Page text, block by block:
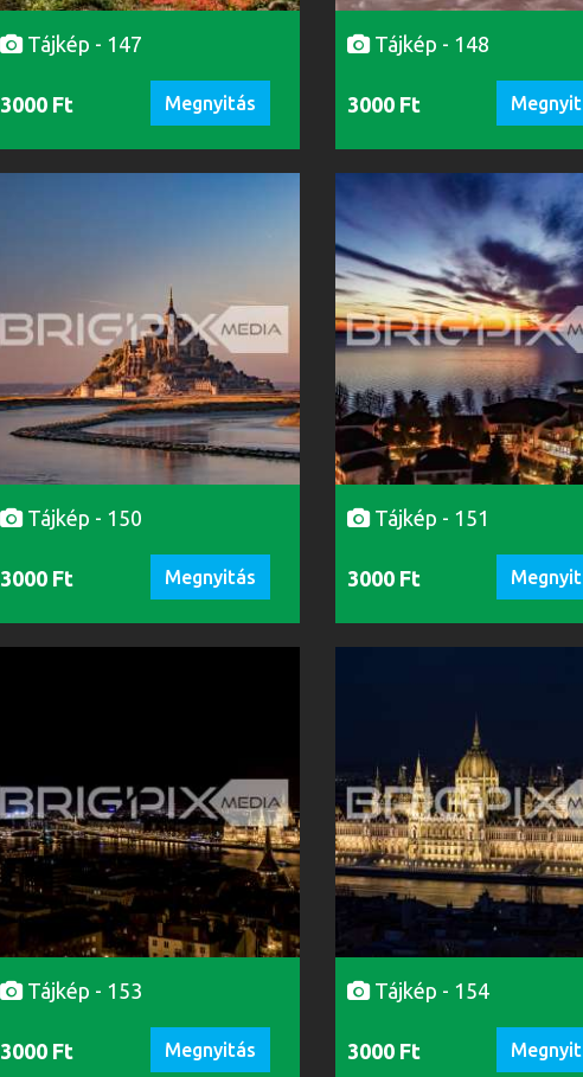
Tájkép - 147
3000 Ft Megnyitás
Tájkép - 148
3000 Ft
Tájkép - 150
3000 Ft Megnyitás
Tájkép - 151
3000 Ft
Tájkép - 153
3000 Ft Megnyitás
Tájkép - 154
3000 Ft